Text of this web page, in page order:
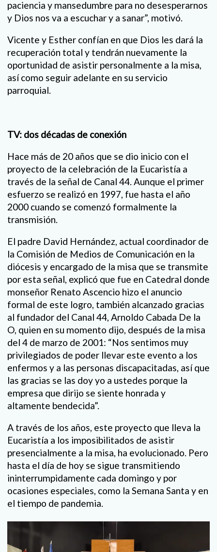
paciencia y mansedumbre para no desesperarnos
y Dios nos va a escuchar y a sanar”, motivó.
Vicente y Esther confían en que Dios les dará la
recuperación total y tendrán nuevamente la
oportunidad de asistir personalmente a la misa,
así como seguir adelante en su servicio
parroquial.
TV: dos décadas de conexión
Hace más de 20 años que se dio inicio con el
proyecto de la celebración de la Eucaristía a
través de la señal de Canal 44. Aunque el primer
esfuerzo se realizó en 1997, fue hasta el año
2000 cuando se comenzó formalmente la
transmisión.
El padre David Hernández, actual coordinador de
la Comisión de Medios de Comunicación en la
diócesis y encargado de la misa que se transmite
por esta señal, explicó que fue en Catedral donde
monseñor Renato Ascencio hizo el anuncio
formal de este logro, también alcanzado gracias
al fundador del Canal 44, Arnoldo Cabada De la
O, quien en su momento dijo, después de la misa
del 4 de marzo de 2001: “Nos sentimos muy
privilegiados de poder llevar este evento a los
enfermos y a las personas discapacitadas, así que
las gracias se las doy yo a ustedes porque la
empresa que dirijo se siente honrada y
altamente bendecida”.
A través de los años, este proyecto que lleva la
Eucaristía a los imposibilitados de asistir
presencialmente a la misa, ha evolucionado. Pero
hasta el día de hoy se sigue transmitiendo
ininterrumpidamente cada domingo y por
ocasiones especiales, como la Semana Santa y en
el tiempo de pandemia.